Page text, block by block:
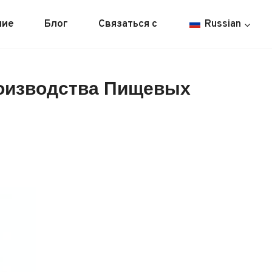
Блог Связаться с Russian
Пищевых